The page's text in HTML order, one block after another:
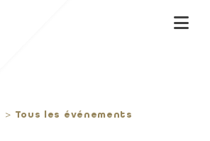
Tous les événements